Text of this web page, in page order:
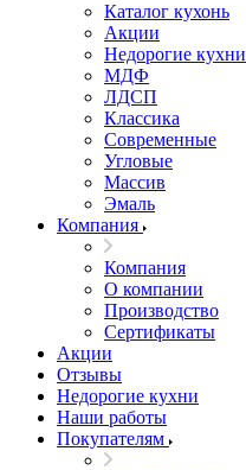
Каталог кухонь
Акции
Недорогие кухни
МДФ
ЛДСП
Классика
Современные
Угловые
Массив
Эмаль
Компания
Компания
О компании
Производство
Сертификаты
Акции
Отзывы
Недорогие кухни
Наши работы
Покупателям